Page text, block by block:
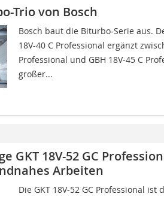
Trio von Bosch
Bosch baut die Biturbo-Serie aus.
18V-40 C Professional ergänzt
Professional und GBH 18V-45 C
großer...
GKT 18V-52 GC
Arbeiten
Die GKT 18V-52 GC Professional